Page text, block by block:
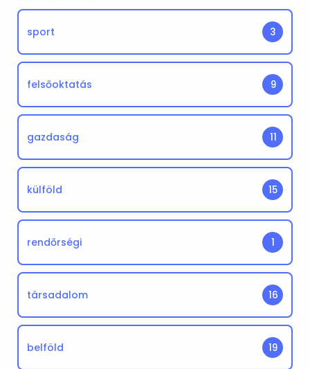
sport 3
felsőoktatás 9
gazdaság 11
külföld 15
rendőrségi 1
társadalom 16
belföld 19